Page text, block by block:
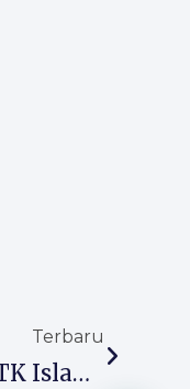
Terbaru
Raker TK Islam Almaarif 01 Singosari Fokus Tingkatkan Mutu Dan Perkuat Pendidikan Karakter